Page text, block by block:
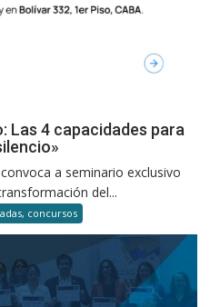
Las 4 capacidades para
a seminario exclusivo
del...
concursos